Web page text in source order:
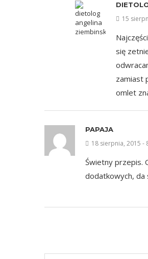
15
się
zamiast
omlet
PAPAJA
18 sierpnia, 2015 -
Świetny przepis.
dodatkowych, da